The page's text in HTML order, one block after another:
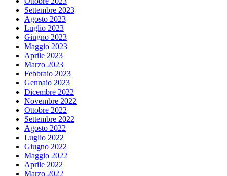
Settembre 2023
Agosto 2023
Luglio 2023
Giugno 2023
Maggio 2023
Aprile 2023
Marzo 2023
Febbraio 2023
Gennaio 2023
Dicembre 2022
Novembre 2022
Ottobre 2022
Settembre 2022
Agosto 2022
Luglio 2022
Giugno 2022
Maggio 2022
Aprile 2022
Marzo 2022